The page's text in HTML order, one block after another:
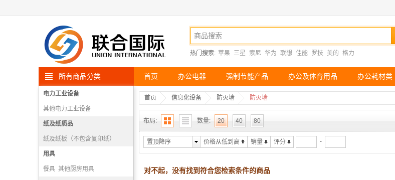
热门搜索: 苹果 三星 索尼 华为 联想 佳能 罗技 美的 格力
所有商品分类 首页 办公电器 强制节能产品 办公及体育用品 办公耗材类
电力工业设备
其他电力工业设备
纸及纸质品
纸及纸板（不包含复印纸）
用具
餐具 其他厨房用具
首页 信息化设备 防火墙 防火墙
布局: 数量: 20 40 80
置顶降序 价格从低到高 销量 评分 -
对不起，没有找到符合您检索条件的商品